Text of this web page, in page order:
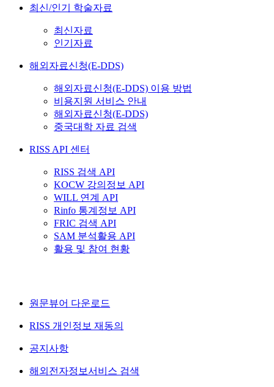
최신/인기 학술자료
최신자료
인기자료
해외자료신청(E-DDS)
해외자료신청(E-DDS) 이용 방법
비용지원 서비스 안내
해외자료신청(E-DDS)
중국대학 자료 검색
RISS API 센터
RISS 검색 API
KOCW 강의정보 API
WILL 연계 API
Rinfo 통계정보 API
FRIC 검색 API
SAM 분석활용 API
활용 및 참여 현황
원문뷰어 다운로드
RISS 개인정보 재동의
공지사항
해외전자정보서비스 검색